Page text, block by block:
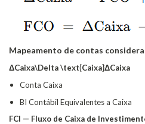
Mapeamento de contas
ΔCaixa\Delta \text{Caixa}ΔCaixa
Conta Caixa
BI Contábil Equivalentes a Caixa
FCI — Fluxo de Caixa de